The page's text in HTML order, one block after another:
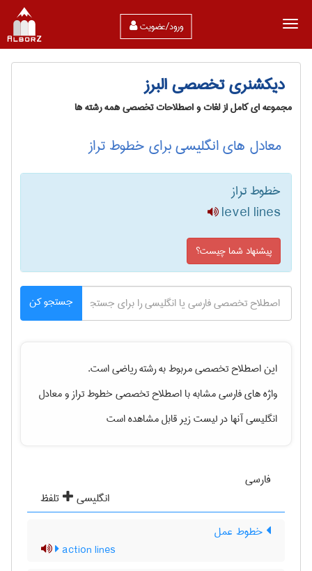
ورود/عضویت
دیکشنری تخصصی البرز
مجموعه ای کامل از لغات و اصطلاحات تخصصی همه رشته ها
معادل های انگلیسی برای خطوط تراز
خطوط تراز
level lines
پیشنهاد شما چیست؟
جستجو کن
این اصطلاح تخصصی مربوط به رشتهرياضیاست.
واژه های فارسی مشابه با اصطلاح تخصصیخطوط ترازو معادل
انگلیسی آنها در لیست زیر قابل مشاهده است
فارسی
انگلیسی
تلفظ
خطوط عمل
action lines